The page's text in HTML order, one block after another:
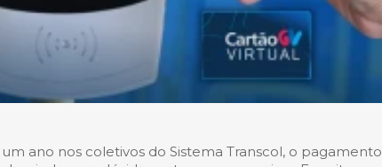
ano nos coletivos do Sistema Transcol, o pagamento